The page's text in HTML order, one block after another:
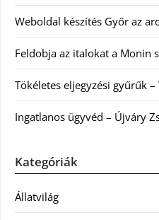
Weboldal készítés Győr az
Feldobja az italokat a Monin
Tökéletes eljegyzési gyűrűk
Ingatlanos ügyvéd – Újváry
Kategóriák
Állatvilág